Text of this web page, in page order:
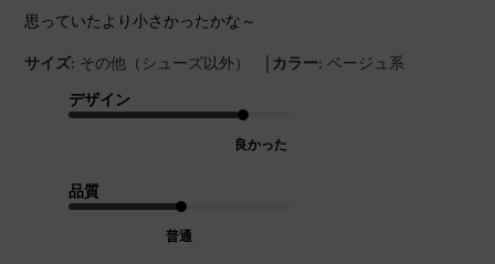
思っていたより小さかったかな～
サイズ: その他（シューズ以外） | カラー: ベージュ系
デザイン
良かった
品質
普通